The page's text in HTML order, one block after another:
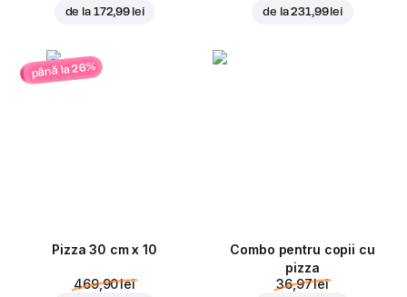
de la 172,99 lei de la231,99 lei
până la 26%
Pizza 30 cm x 10
469,90 lei
Combo pentru copii cu
pizza
36,97 lei